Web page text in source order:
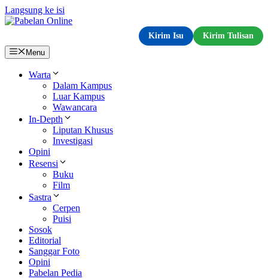
Langsung ke isi
Kirim Isu
Kirim Tulisan
Menu
Warta
Dalam Kampus
Luar Kampus
Wawancara
In-Depth
Liputan Khusus
Investigasi
Opini
Resensi
Buku
Film
Sastra
Cerpen
Puisi
Sosok
Editorial
Sanggar Foto
Opini
Pabelan Pedia